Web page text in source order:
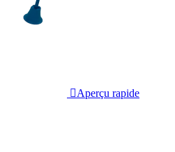
Aperçu rapide